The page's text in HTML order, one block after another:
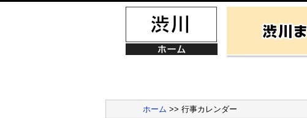
ホーム >> 行事カレンダー